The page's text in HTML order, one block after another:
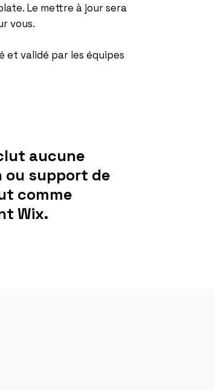
Le mettre à jour sera
vous.
et validé par les équipes
aucune
support de
comme
Wix.